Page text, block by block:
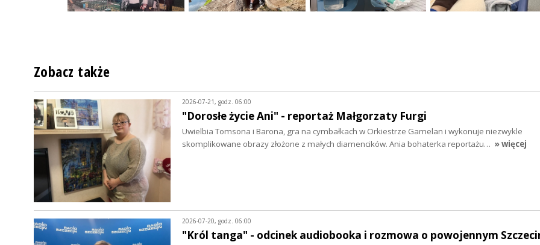
Zobacz także
2026-07-21, godz. 06:00
"Dorosłe życie Ani" - reportaż Małgorzaty Furgi
Uwielbia Tomsona i Barona, gra na cymbałkach w Orkiestrze Gamelan i wykonuje niezwykle
skomplikowane obrazy złożone z małych diamencików. Ania bohaterka reportażu… » więcej
2026-07-20, godz. 06:00
"Król tanga" - odcinek audiobooka i rozmowa o powojennym